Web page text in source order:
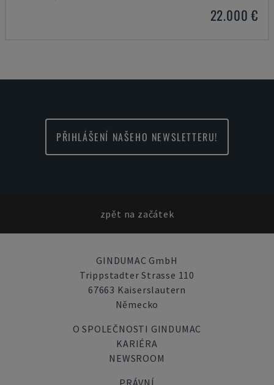
22.000 €
PŘIHLÁŠENÍ NAŠEHO NEWSLETTERU!
zpět na začátek
GINDUMAC GmbH
Trippstadter Strasse 110
67663 Kaiserslautern
Německo
O SPOLEČNOSTI GINDUMAC
KARIÉRA
NEWSROOM
PRÁVNÍ